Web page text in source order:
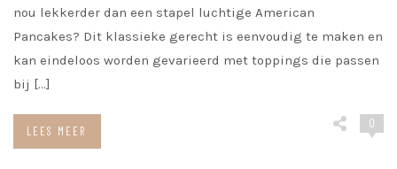
nou lekkerder dan een stapel luchtige American
Pancakes? Dit klassieke gerecht is eenvoudig te maken en
kan eindeloos worden gevarieerd met toppings die passen
bij […]
LEES MEER
0